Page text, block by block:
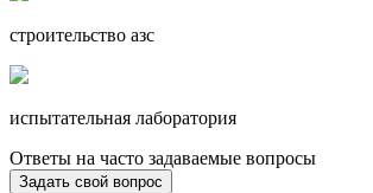
строительство азс
испытательная лаборатория
Ответы на часто задаваемые вопросы
Задать свой вопрос